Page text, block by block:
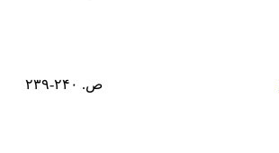
ص. ۲۴۰-۲۳۹